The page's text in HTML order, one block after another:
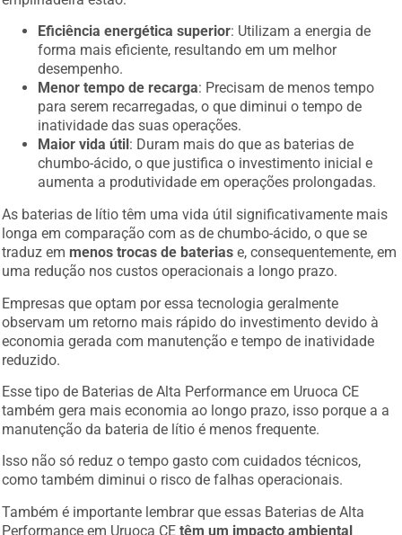
Eficiência energética superior: Utilizam a energia de
forma mais eficiente, resultando em um melhor
desempenho.
Menor tempo de recarga: Precisam de menos tempo
para serem recarregadas, o que diminui o tempo de
inatividade das suas operações.
Maior vida útil : Duram mais do que as baterias de
chumbo-ácido, o que justifica o investimento inicial e
aumenta a produtividade em operações prolongadas.
As baterias de lítio têm uma vida útil significativamente mais
longa em comparação com as de chumbo-ácido, o que se
traduz em menos trocas de baterias e, consequentemente, em
uma redução nos custos operacionais a longo prazo.
Empresas que optam por essa tecnologia geralmente
observam um retorno mais rápido do investimento devido à
economia gerada com manutenção e tempo de inatividade
reduzido.
Esse tipo de Baterias de Alta Performance em Uruoca CE
também gera mais economia ao longo prazo, isso porque a a
manutenção da bateria de lítio é menos frequente.
Isso não só reduz o tempo gasto com cuidados técnicos,
como também diminui o risco de falhas operacionais.
Também é importante lembrar que essas Baterias de Alta
Performance em Uruoca CEtêm um impacto ambiental